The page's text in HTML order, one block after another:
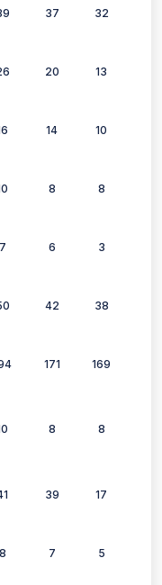
37 32
20 13
14 10
8 8
7 6 3
42 38
171 169
8 8
39 17
8 7 5